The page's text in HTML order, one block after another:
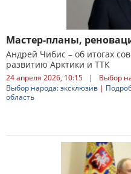
Мастер-планы,
Андрей Чибис – об итогах
развитию Арктики и ТТК
24 апреля 2026, 10:15 |
Выбор
Выбор народа: эксклюзив |
область